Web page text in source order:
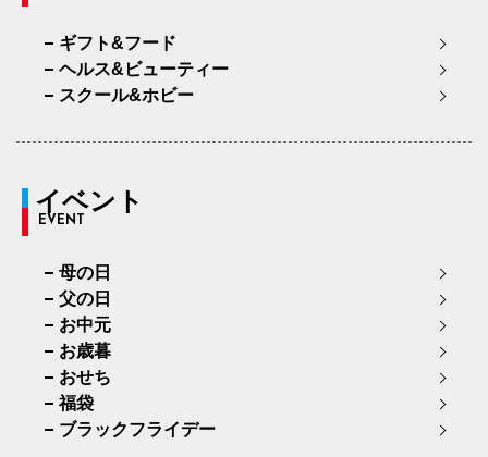
ギフト&フード
ヘルス&ビューティー
スクール&ホビー
イベント
EVENT
母の日
父の日
お中元
お歳暮
おせち
福袋
ブラックフライデー